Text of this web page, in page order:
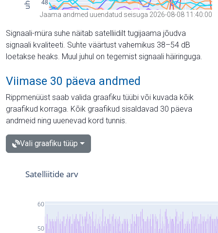
Jaama andmed uuendatud seisuga 2026-08-08 11:40:00
Signaali-müra suhe näitab satelliidilt tugijaama jõudva
signaali kvaliteeti. Suhte väärtust vahemikus 38–54 dB
loetakse heaks. Muul juhul on tegemist signaali häiringuga.
Viimase 30 päeva andmed
Rippmenüüst saab valida graafiku tüübi või kuvada kõik
graafikud korraga. Kõik graafikud sisaldavad 30 päeva
andmeid ning uuenevad kord tunnis.
Vali graafiku tüüp
50
60
Satelliitide arv